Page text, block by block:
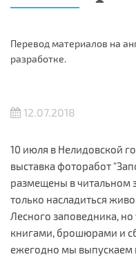
Перевод материалов на
разработке.
12.07.2018
10 июля в Нелидовской
выставка фоторабот
размещены в читальном
только насладиться
Лесного заповедника,
книгами, брошюрами и
ежегодно мы выпускаем